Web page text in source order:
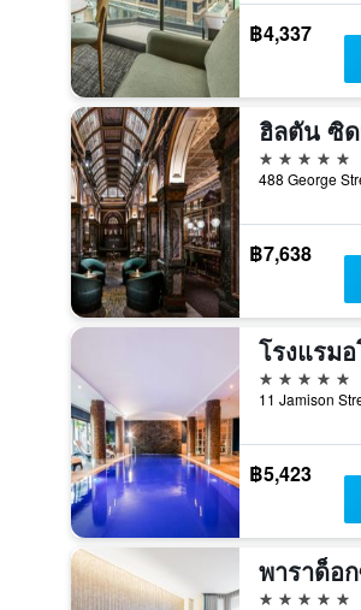
฿4,337
ฮิลตัน ซิ
5 ดาว
฿7,638
5 ดาว
฿5,423
5 ดาว